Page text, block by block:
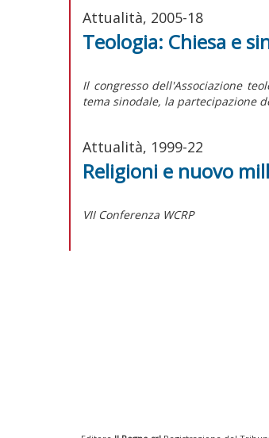
Attualità, 2005-18
Teologia: Chiesa e
Il congresso dell'Associazione
tema sinodale, la partecipazione
Attualità, 1999-22
Religioni e nuovo
VII Conferenza WCRP